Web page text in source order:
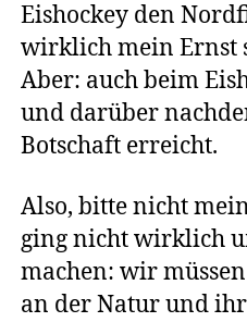
Eishockey den
wirklich mein Ernst
Aber: auch beim
und darüber
Botschaft erreicht.
Also, bitte nicht
ging nicht wirklich
machen: wir
an der Natur und